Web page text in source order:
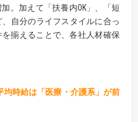
。加えて「扶養内OK」、「短
自分のライフスタイルに合っ
揃えることで、各社人材確保
時給は「医療・介護系」が前